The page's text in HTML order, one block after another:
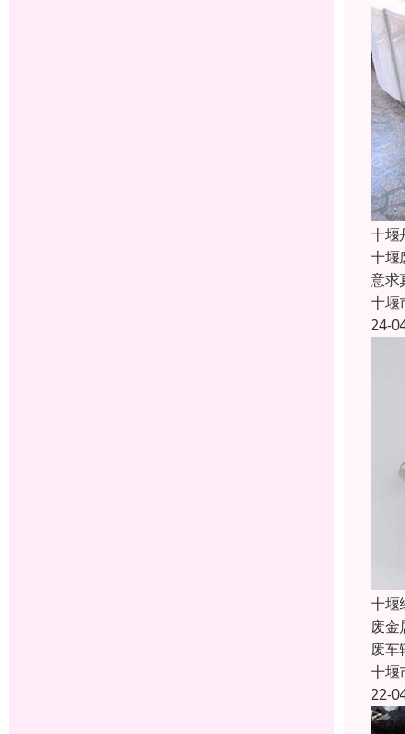
十堰
十堰
意求
十堰
24-
十堰
废金
废车
十堰
22-